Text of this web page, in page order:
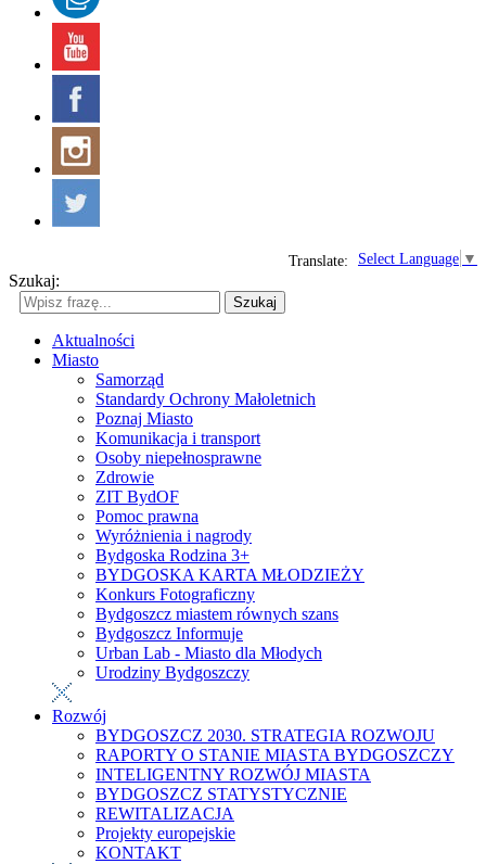
Select Language ▼
Translate:
Szukaj:
Szukaj
Aktualności
Miasto
Samorząd
Standardy Ochrony Małoletnich
Poznaj Miasto
Komunikacja i transport
Osoby niepełnosprawne
Zdrowie
ZIT BydOF
Pomoc prawna
Wyróżnienia i nagrody
Bydgoska Rodzina 3+
BYDGOSKA KARTA MŁODZIEŻY
Konkurs Fotograficzny
Bydgoszcz miastem równych szans
Bydgoszcz Informuje
Urban Lab - Miasto dla Młodych
Urodziny Bydgoszczy
Rozwój
BYDGOSZCZ 2030. STRATEGIA ROZWOJU
RAPORTY O STANIE MIASTA BYDGOSZCZY
INTELIGENTNY ROZWÓJ MIASTA
BYDGOSZCZ STATYSTYCZNIE
REWITALIZACJA
Projekty europejskie
KONTAKT